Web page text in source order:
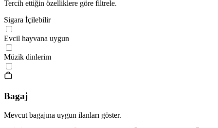
Tercih ettiğin özelliklere göre filtrele.
Sigara İçilebilir
Evcil hayvana uygun
Müzik dinlerim
Bagaj
Mevcut bagajına uygun ilanları göster.